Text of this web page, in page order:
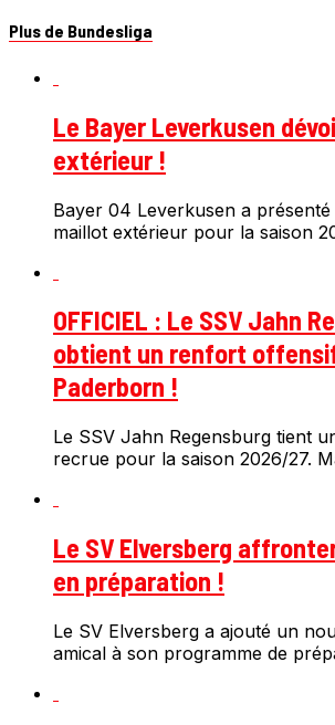
Plus de Bundesliga
Le Bayer Leverkusen
extérieur !
Bayer 04 Leverkusen a
maillot extérieur pour la saison
OFFICIEL : Le SSV Jahn
obtient un renfort
Paderborn !
Le SSV Jahn Regensburg tient
recrue pour la saison 2026/27.
Le SV Elversberg
en préparation !
Le SV Elversberg a ajouté un
amical à son programme de